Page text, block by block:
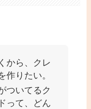
から、クレ
作りたい。
ついてるク
って、どん